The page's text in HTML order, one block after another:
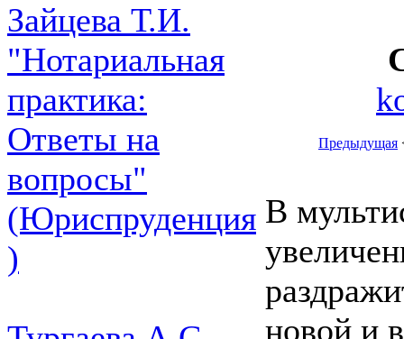
Зайцева Т.И.
"Нотариальная
практика:
Ответы на
вопросы"
(Юриспруденция
)
Предыдущая
В
новой и